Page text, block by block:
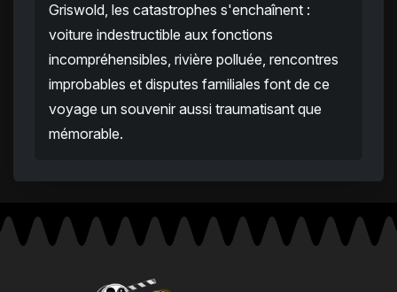
Griswold, les catastrophes s'enchaînent :
voiture indestructible aux fonctions
incompréhensibles, rivière polluée, rencontres
improbables et disputes familiales font de ce
voyage un souvenir aussi traumatisant que
mémorable.